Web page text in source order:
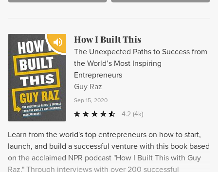
How I Built This
The Unexpected Paths to Success from
the World’s Most Inspiring
Entrepreneurs
Guy Raz
Sep 15, 2020
4.2 (4k)
Learn from the world's top entrepreneurs on how to start,
launch, and build a successful venture with this book based
on the acclaimed NPR podcast "How I Built This with Guy
Raz." Through interviews with over 200 successful